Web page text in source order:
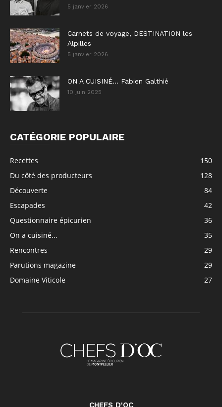
5 janvier 2026
Carnets de voyage, DESTINATION les
Alpilles
5 janvier 2026
ON A CUISINÉ… Fabien Galthié
10 juin 2025
CATÉGORIE POPULAIRE
Recettes
150
Du côté des producteurs
128
Découverte
84
Escapades
42
Questionnaire épicurien
36
On a cuisiné...
35
Rencontres
29
Parutions magazine
29
Domaine Viticole
27
CHEFS D'OC